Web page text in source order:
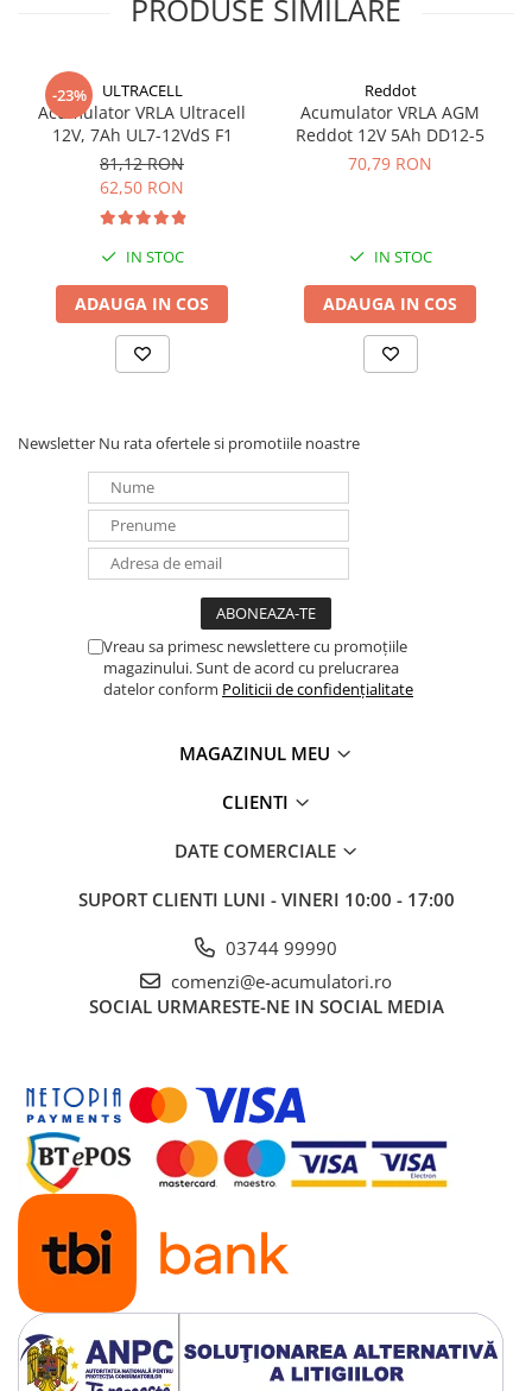
PRODUSE SIMILARE
-23% ULTRACELL
Acumulator VRLA Ultracell
12V, 7Ah UL7-12VdS F1
81,12 RON
62,50 RON
IN STOC
ADAUGA IN COS
Reddot
Acumulator VRLA AGM
Reddot 12V 5Ah DD12-5
70,79 RON
IN STOC
ADAUGA IN COS
Newsletter Nu rata ofertele si promotiile noastre
Vreau sa primesc newslettere cu promoțiile
magazinului. Sunt de acord cu prelucrarea
datelor conform Politicii de confidențialitate
MAGAZINUL MEU
CLIENTI
DATE COMERCIALE
SUPORT CLIENTI LUNI - VINERI 10:00 - 17:00
03744 99990
comenzi@e-acumulatori.ro
SOCIAL URMARESTE-NE IN SOCIAL MEDIA